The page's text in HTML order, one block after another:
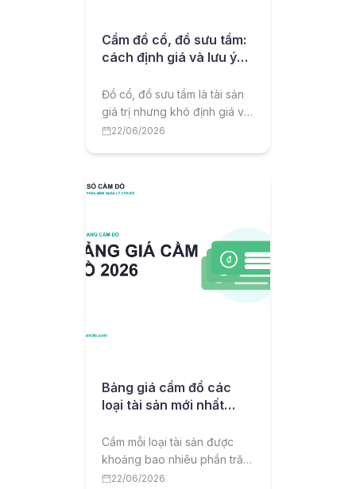
Cầm đồ cổ, đồ sưu tầm:
cách định giá và lưu ý
Đồ cổ, đồ sưu tầm là tài sản
giá trị nhưng khó định giá và
tiềm ẩn rủi ro thật giả. Bài viết
đồ cổ, đồ sưu tầm.
22/06/2026
Bảng giá cầm đồ các
loại tài sản mới nhất
Cầm mỗi loại tài sản được
khoảng bao nhiêu phần trăm
giá trị? Bài viết tổng hợp
22/06/2026